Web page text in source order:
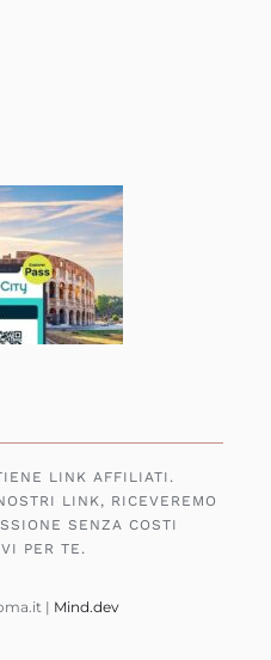
LINK AFFILIATI.
LINK, RICEVEREMO
SENZA COSTI
PER TE.
| Mind.dev